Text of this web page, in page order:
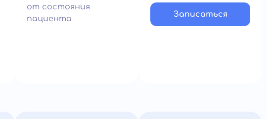
от состояния
пациента
Записатьcя